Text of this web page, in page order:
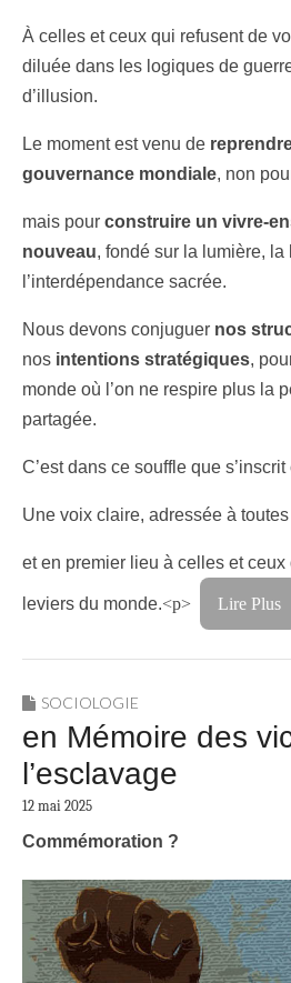
À celles et ceux qui refusent de
diluée dans les logiques de
d’illusion.
Le moment est venu de
gouvernance mondiale, non
mais pour construire un vivre-
nouveau, fondé sur la lumière, la
l’interdépendance sacrée.
Nous devons conjuguer nos
nos intentions stratégiques,
monde où l’on ne respire plus la
partagée.
C’est dans ce souffle que
Une voix claire, adressée à
et en premier lieu à celles et
leviers du monde.<p> Lire Plus
SOCIOLOGIE
en Mémoire des
l’esclavage
12 mai 2025
Commémoration ?